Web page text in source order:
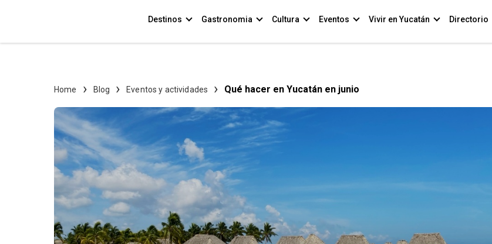
Destinos Gastronomia Cultura Eventos Vivir en Yucatán Directorio
Home Blog Eventos y actividades Qué hacer en Yucatán en junio